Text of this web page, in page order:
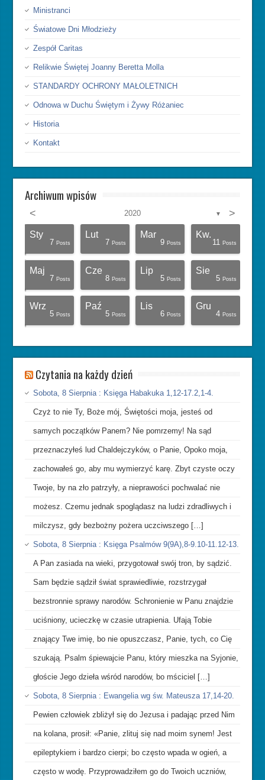
Ministranci
Światowe Dni Młodzieży
Zespół Caritas
Relikwie Świętej Joanny Beretta Molla
STANDARDY OCHRONY MAŁOLETNICH
Odnowa w Duchu Świętym i Żywy Różaniec
Historia
Kontakt
Archiwum wpisów
< 2020 ▼ >
5 Posts
1 Post
0 Posts
7 Posts
6 Posts
7 Posts
6 Posts
5 Posts
Posts
7 Posts
5 Posts
9 Posts
5 Posts
4 Posts
4 Posts
5 Posts
5 Posts
6 Posts
Sty
7 Posts
Lut
7 Posts
Mar
9 Posts
Kw.
11 Posts
Maj
7 Posts
Cze
8 Posts
Lip
5 Posts
Sie
5 Posts
Wrz
5 Posts
Paź
5 Posts
Lis
6 Posts
Gru
4 Posts
6 Posts
6 Posts
8 Posts
6 Posts
6 Posts
7 Posts
Posts
6 Posts
Posts
Posts
6 Posts
Posts
9 Posts
5 Posts
Posts
7 Posts
1 Post
Posts
1 Post
1 Post
3 Posts
0 Posts
1 Post
3 Posts
1 Post
0 Posts
0 Posts
1 Post
0 Posts
0 Posts
0 Posts
0 Posts
0 Posts
Czytania na każdy dzień
Sobota, 8 Sierpnia : Księga Habakuka 1,12-17.2,1-4.
Czyż to nie Ty, Boże mój, Świętości moja, jesteś od
samych początków Panem? Nie pomrzemy! Na sąd
przeznaczyłeś lud Chaldejczyków, o Panie, Opoko moja,
zachowałeś go, aby mu wymierzyć karę. Zbyt czyste oczy
Twoje, by na zło patrzyły, a nieprawości pochwalać nie
możesz. Czemu jednak spoglądasz na ludzi zdradliwych i
milczysz, gdy bezbożny pożera uczciwszego […]
Sobota, 8 Sierpnia : Księga Psalmów 9(9A),8-9.10-11.12-13.
A Pan zasiada na wieki, przygotował swój tron, by sądzić.
Sam będzie sądził świat sprawiedliwie, rozstrzygał
bezstronnie sprawy narodów. Schronienie w Panu znajdzie
uciśniony, ucieczkę w czasie utrapienia. Ufają Tobie
znający Twe imię, bo nie opuszczasz, Panie, tych, co Cię
szukają. Psalm śpiewajcie Panu, który mieszka na Syjonie,
głoście Jego dzieła wśród narodów, bo mściciel […]
Sobota, 8 Sierpnia : Ewangelia wg św. Mateusza 17,14-20.
Pewien człowiek zbliżył się do Jezusa i padając przed Nim
na kolana, prosił: «Panie, zlituj się nad moim synem! Jest
epileptykiem i bardzo cierpi; bo często wpada w ogień, a
często w wodę. Przyprowadziłem go do Twoich uczniów,